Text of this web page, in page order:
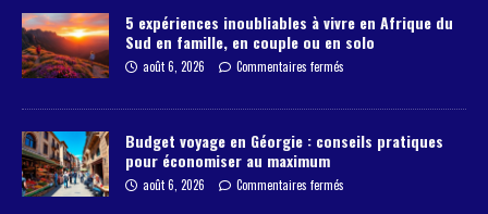
5 expériences inoubliables à vivre en Afrique du
Sud en famille, en couple ou en solo
août 6, 2026 Commentaires fermés
Budget voyage en Géorgie : conseils pratiques
pour économiser au maximum
août 6, 2026 Commentaires fermés